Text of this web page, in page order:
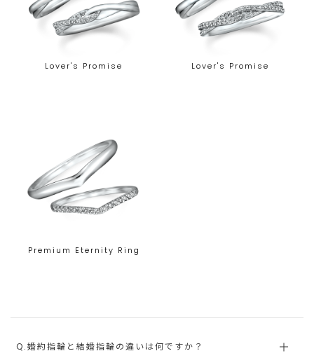
Lover's Promise Lover's Promise
Premium Eternity Ring
Q.婚約指輪と結婚指輪の違いは何ですか？